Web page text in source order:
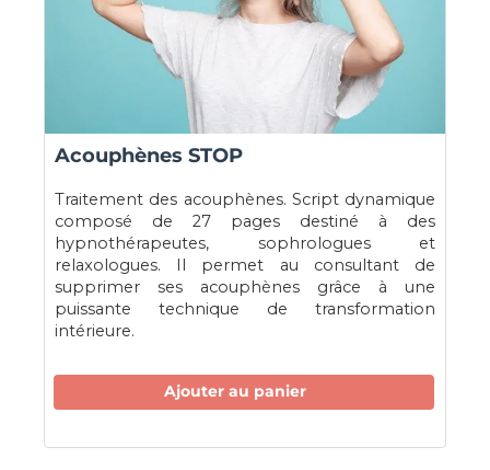
Acouphènes STOP
Traitement des acouphènes. Script dynamique
composé de 27 pages destiné à des
hypnothérapeutes, sophrologues et
relaxologues. Il permet au consultant de
supprimer ses acouphènes grâce à une
puissante technique de transformation
intérieure.
Ajouter au panier